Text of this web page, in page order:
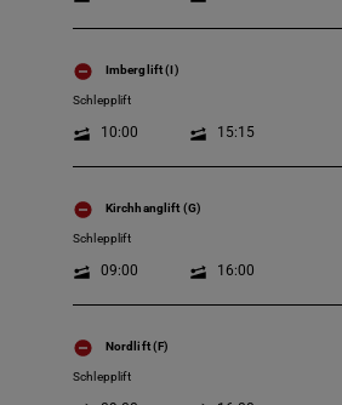
Imberglift (I)
Schlepplift
10:00 15:15
Kirchhanglift (G)
Schlepplift
09:00 16:00
Nordlift (F)
Schlepplift